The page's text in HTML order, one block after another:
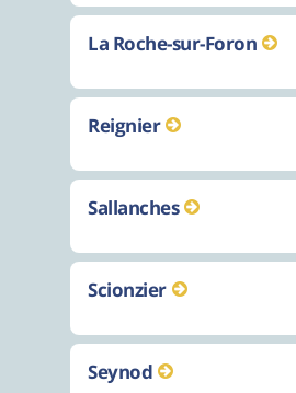
La Roche-sur-Foron
Reignier
Sallanches
Scionzier
Seynod